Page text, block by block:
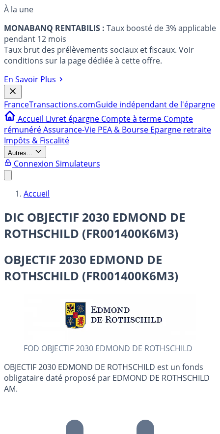
À la une
MONABANQ RENTABILIS : Taux boosté de 3% applicable
pendant 12 mois
Taux brut des prélèvements sociaux et fiscaux. Voir
conditions sur la page dédiée à cette offre.
En Savoir Plus
FranceTransactions.comGuide indépendant de l'épargne
Accueil Livret épargne Compte à terme Compte
rémunéréAssurance-Vie PEA & Bourse Epargne retraite
Impôts & Fiscalité
Autres...
Connexion Simulateurs
Accueil
DIC OBJECTIF 2030 EDMOND DE
ROTHSCHILD (FR001400K6M3)
OBJECTIF 2030 EDMOND DE
ROTHSCHILD (FR001400K6M3)
FOD OBJECTIF 2030 EDMOND DE ROTHSCHILD
OBJECTIF 2030 EDMOND DE ROTHSCHILD est un fonds
obligataire daté proposé par EDMOND DE ROTHSCHILD
AM.